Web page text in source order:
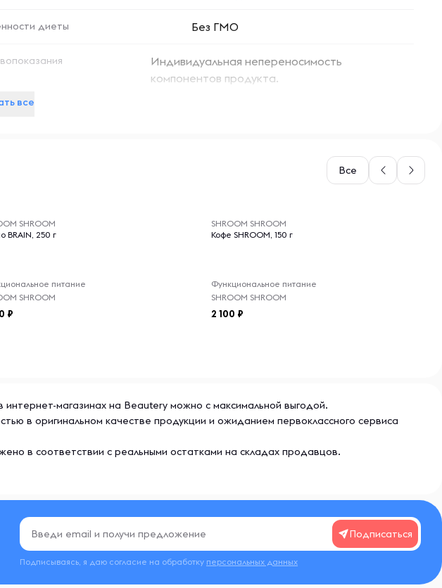
диеты Без ГМО
Индивидуальная непереносимость
компонентов продукта.
все
Все
SHROOM
BRAIN, 250 г
питание
SHROOM
SHROOM SHROOM
Кофе SHROOM, 150 г
Функциональное питание
SHROOM SHROOM
2 100
магазинах на Beautery можно с максимальной выгодой.
в оригинальном качестве продукции и ожиданием первоклассного сервиса
в соответствии с реальными остатками на складах продавцов.
Подписаться
Подписываясь, я даю согласие на обработку персональных данных